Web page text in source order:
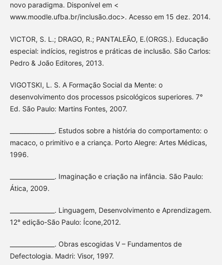
novo paradigma. Disponível em <
www.moodle.ufba.br/inclusão.doc>. Acesso em 15 dez. 2014.
VICTOR, S. L.; DRAGO, R.; PANTALEÃO, E.(ORGS.). Educação
especial: indícios, registros e práticas de inclusão. São Carlos:
Pedro & João Editores, 2013.
VIGOTSKI, L. S. A Formação Social da Mente: o
desenvolvimento dos processos psicológicos superiores. 7°
Ed. São Paulo: Martins Fontes, 2007.
_______________. Estudos sobre a história do comportamento: o
macaco, o primitivo e a criança. Porto Alegre: Artes Médicas,
1996.
_______________. Imaginação e criação na infância. São Paulo:
Ática, 2009.
_______________. Linguagem, Desenvolvimento e Aprendizagem.
12° edição-São Paulo: Ícone,2012.
_______________. Obras escogidas V – Fundamentos de
Defectologia. Madri: Visor, 1997.